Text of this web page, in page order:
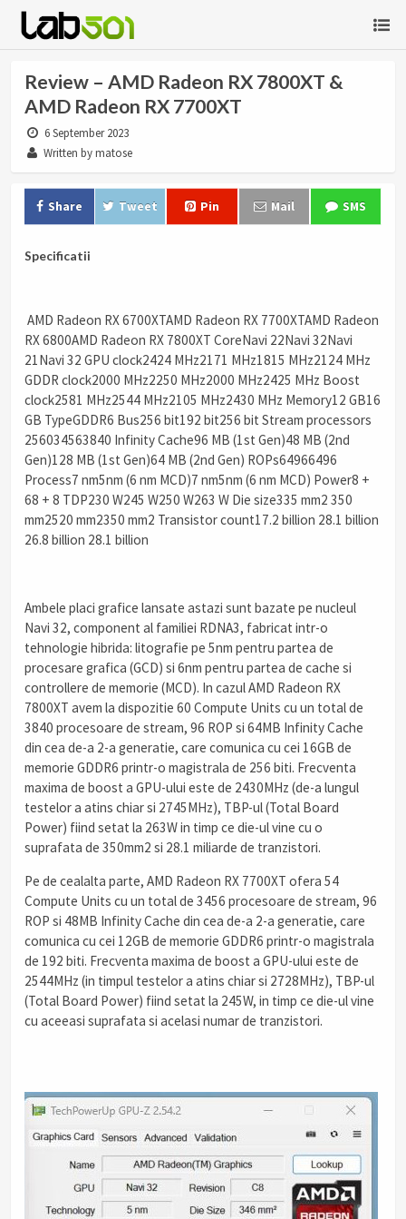
Review – AMD Radeon RX 7800XT &
AMD Radeon RX 7700XT
6 September 2023
Written by matose
Share Tweet Pin Mail SMS
Specificatii
AMD Radeon RX 6700XTAMD Radeon RX 7700XTAMD Radeon
RX 6800AMD Radeon RX 7800XT CoreNavi 22Navi 32Navi
21Navi 32 GPU clock2424 MHz2171 MHz1815 MHz2124 MHz
GDDR clock2000 MHz2250 MHz2000 MHz2425 MHz Boost
clock2581 MHz2544 MHz2105 MHz2430 MHz Memory12 GB16
GB TypeGDDR6 Bus256 bit192 bit256 bit Stream processors
256034563840 Infinity Cache96 MB (1st Gen)48 MB (2nd
Gen)128 MB (1st Gen)64 MB (2nd Gen) ROPs64966496
Process7 nm5nm (6 nm MCD)7 nm5nm (6 nm MCD) Power8 +
68 + 8 TDP230 W245 W250 W263 W Die size335 mm2 350
mm2520 mm2350 mm2 Transistor count17.2 billion 28.1 billion
26.8 billion 28.1 billion
Ambele placi grafice lansate astazi sunt bazate pe nucleul
Navi 32, component al familiei RDNA3, fabricat intr-o
tehnologie hibrida: litografie pe 5nm pentru partea de
procesare grafica (GCD) si 6nm pentru partea de cache si
controllere de memorie (MCD). In cazul AMD Radeon RX
7800XT avem la dispozitie 60 Compute Units cu un total de
3840 procesoare de stream, 96 ROP si 64MB Infinity Cache
din cea de-a 2-a generatie, care comunica cu cei 16GB de
memorie GDDR6 printr-o magistrala de 256 biti. Frecventa
maxima de boost a GPU-ului este de 2430MHz (de-a lungul
testelor a atins chiar si 2745MHz), TBP-ul (Total Board
Power) fiind setat la 263W in timp ce die-ul vine cu o
suprafata de 350mm2 si 28.1 miliarde de tranzistori.
Pe de cealalta parte, AMD Radeon RX 7700XT ofera 54
Compute Units cu un total de 3456 procesoare de stream, 96
ROP si 48MB Infinity Cache din cea de-a 2-a generatie, care
comunica cu cei 12GB de memorie GDDR6 printr-o magistrala
de 192 biti. Frecventa maxima de boost a GPU-ului este de
2544MHz (in timpul testelor a atins chiar si 2728MHz), TBP-ul
(Total Board Power) fiind setat la 245W, in timp ce die-ul vine
cu aceeasi suprafata si acelasi numar de tranzistori.